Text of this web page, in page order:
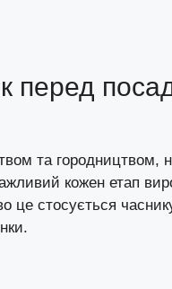
перед
та городництвом,
кожен етап
стосується